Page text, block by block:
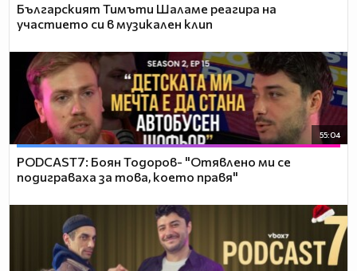
Българският Тимъти Шаламе реагира на
участието си в музикален клип
55:04
PODCAST7: ‪Боян Тодоров- "Отявлено ми се
подиграваха за това, което правя"